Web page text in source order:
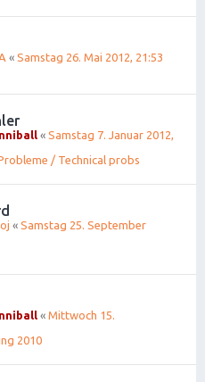
« Samstag 26. Mai 2012, 21:53
« Samstag 7. Januar 2012,
/ Technical probs
« Samstag 25. September
« Mittwoch 15.
2010